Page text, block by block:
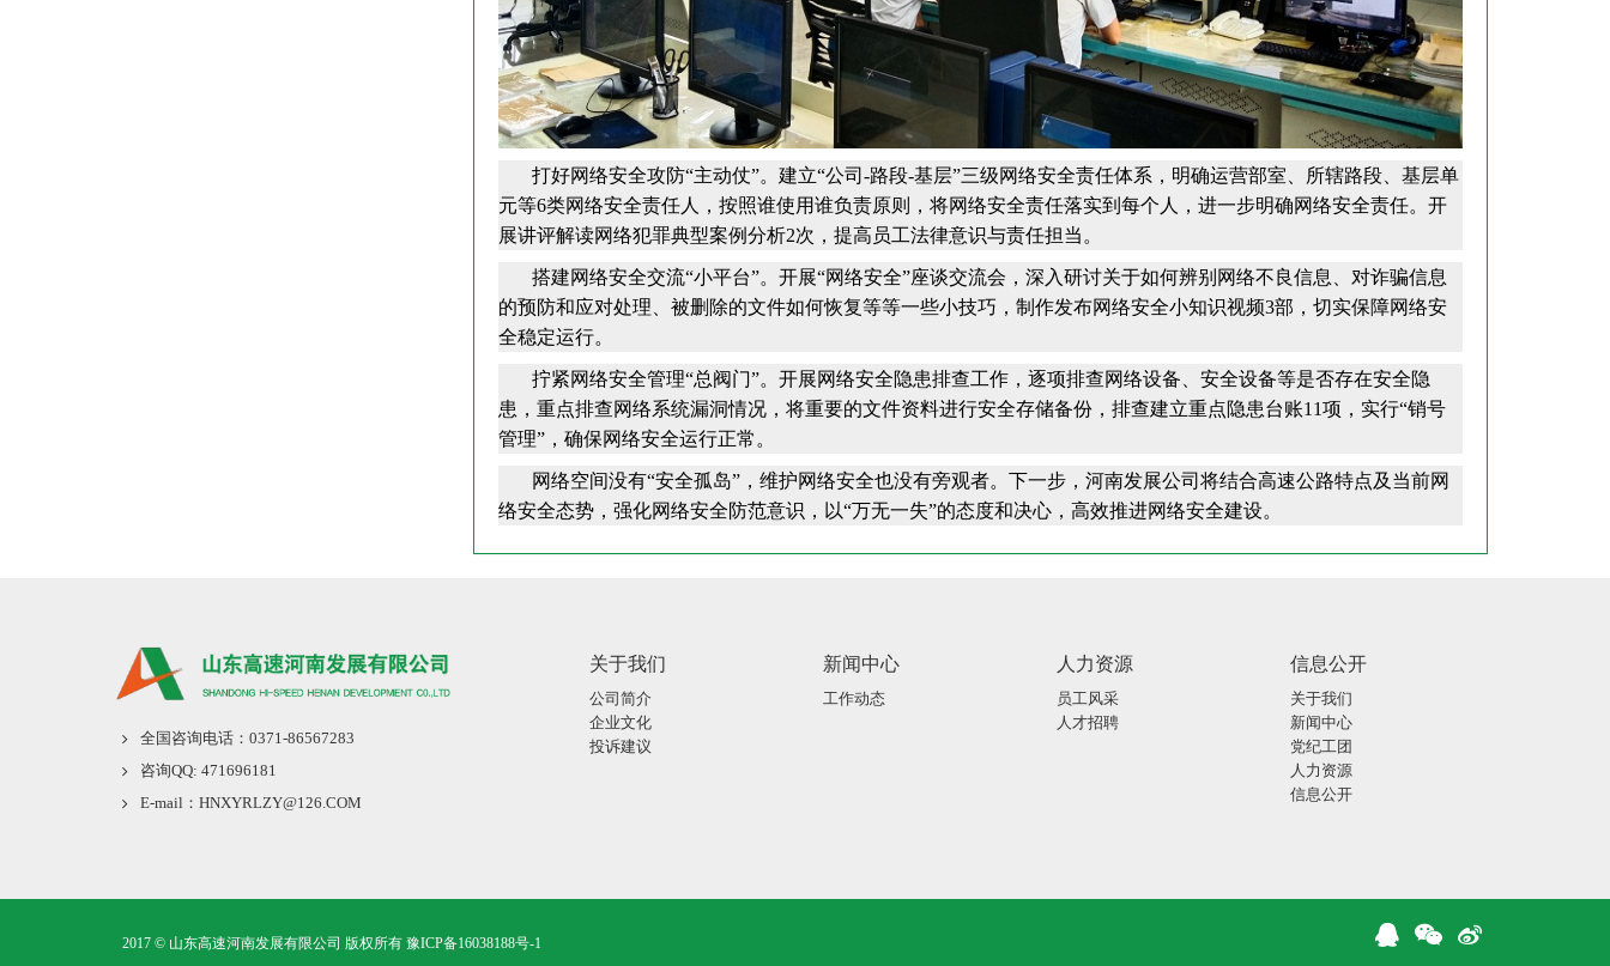
打好网络安全攻防“主动仗”。建立“公司-路段-基层”三级网络安全责任体系，明确运营部室、所辖路段、基层单
元等6类网络安全责任人，按照谁使用谁负责原则，将网络安全责任落实到每个人，进一步明确网络安全责任。开
展讲评解读网络犯罪典型案例分析2次，提高员工法律意识与责任担当。
搭建网络安全交流“小平台”。开展“网络安全”座谈交流会，深入研讨关于如何辨别网络不良信息、对诈骗信息
的预防和应对处理、被删除的文件如何恢复等等一些小技巧，制作发布网络安全小知识视频3部，切实保障网络安
全稳定运行。
拧紧网络安全管理“总阀门”。开展网络安全隐患排查工作，逐项排查网络设备、安全设备等是否存在安全隐
患，重点排查网络系统漏洞情况，将重要的文件资料进行安全存储备份，排查建立重点隐患台账11项，实行“销号
管理”，确保网络安全运行正常。
网络空间没有“安全孤岛”，维护网络安全也没有旁观者。下一步，河南发展公司将结合高速公路特点及当前网
络安全态势，强化网络安全防范意识，以“万无一失”的态度和决心，高效推进网络安全建设。
全国咨询电话： 0371-86567283
咨询QQ: 471696181
E-mail： HNXYRLZY@126.COM
关于我们
公司简介
企业文化
投诉建议
新闻中心
工作动态
人力资源
员工风采
人才招聘
信息公开
关于我们
新闻中心
党纪工团
人力资源
信息公开
2017 © 山东高速河南发展有限公司 版权所有 豫ICP备16038188号-1